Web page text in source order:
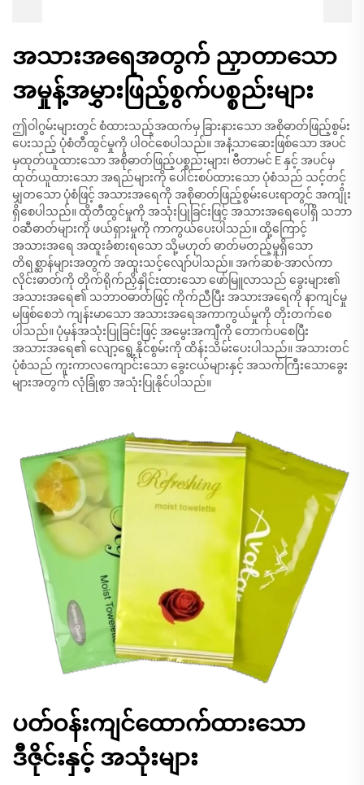
အသားအရေအတွက် ညှာတာသော
အမှုန့်အမွှားဖြည့်စွက်ပစ္စည်းများ
ဤဝါဂွမ်းများတွင် စံထားသည့်အထက်မှ ခြားနားသော အစိုဓာတ်ဖြည့်စွမ်း
ပေးသည့် ပုံစံတီထွင်မှုကို ပါဝင်စေပါသည်။ အနံ့သာဆေးဖြစ်သော အပင်
မှထုတ်ယူထားသော အစိုဓာတ်ဖြည့်ပစ္စည်းများ၊ ဗီတာမင် E နှင့် အပင်မှ
ထုတ်ယူထားသော အရည်များကို ပေါင်းစပ်ထားသော ပုံစံသည် သင့်တင့်
မျှတသော ပုံစံဖြင့် အသားအရေကို အစိုဓာတ်ဖြည့်စွမ်းပေးရာတွင် အကျိုး
ရှိစေပါသည်။ ထိုတီထွင်မှုကို အသုံးပြုခြင်းဖြင့် အသားအရေပေါ်ရှိ သဘာ
ဝဆီဓာတ်များကို ဖယ်ရှားမှုကို ကာကွယ်ပေးပါသည်။ ထို့ကြောင့်
အသားအရေ အထူးခံစားရသော သို့မဟုတ် ဓာတ်မတည့်မှုရှိသော
တိရစ္ဆာန်များအတွက် အထူးသင့်လျော်ပါသည်။ အက်ဆစ်-အာလ်ကာ
လိုင်းဓာတ်ကို တိုက်ရိုက်ညှိနှိုင်းထားသော ဖော်မြူလာသည် ခွေးများ၏
အသားအရေ၏ သဘာဝဓာတ်ဖြင့် ကိုက်ညီပြီး အသားအရေကို နာကျင်မှု
မဖြစ်စေဘဲ ကျန်းမာသော အသားအရေအကာကွယ်မှုကို တိုးတက်စေ
ပါသည်။ ပုံမှန်အသုံးပြုခြင်းဖြင့် အမွေးအကျီကို တောက်ပစေပြီး
အသားအရေ၏ လျော့ရွေ့နိုင်စွမ်းကို ထိန်းသိမ်းပေးပါသည်။ အသားတင်
ပုံစံသည် ကူးကာလကျောင်းသော ခွေးငယ်များနှင့် အသက်ကြီးသောခွေး
များအတွက် လုံခြုံစွာ အသုံးပြုနိုင်ပါသည်။
ပတ်ဝန်းကျင်ထောက်ထားသော
ဒီဇိုင်းနှင့် အသုံးများ